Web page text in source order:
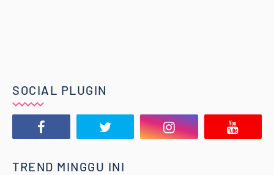
SOCIAL PLUGIN
TREND MINGGU INI